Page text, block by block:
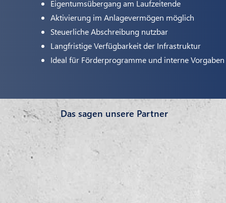
Eigentumsübergang am Laufzeitende
Aktivierung im Anlagevermögen möglich
Steuerliche Abschreibung nutzbar
Langfristige Verfügbarkeit der Infrastruktur
Ideal für Förderprogramme und interne Vorgaben
Das sagen unsere Partner